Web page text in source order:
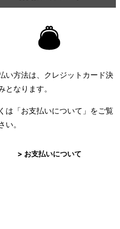
い方法は、クレジットカード決
となります。
は「お支払いについて」をご覧
い。
> お支払いについて